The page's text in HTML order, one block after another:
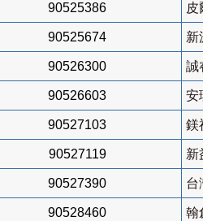
90525386 皮
90525674 新
90526300 誠
90526603 安
90527103 鎂
90527119 新
90527390 台
90528460 翰